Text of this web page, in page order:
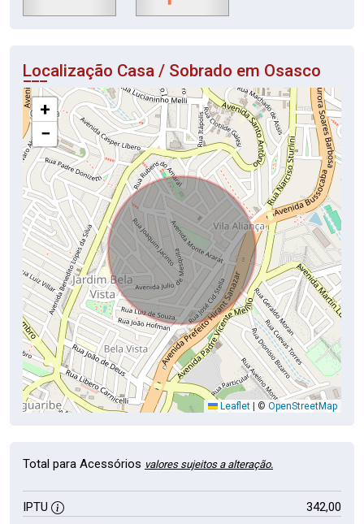
Localização Casa / Sobrado em Osasco
+
−
Leaflet © OpenStreetMap
Total para Acessórios valores sujeitos a alteração.
IPTU
342,00